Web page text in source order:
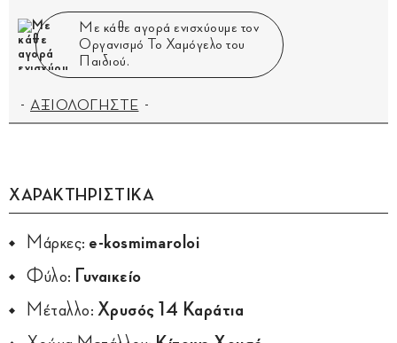
Με κάθε αγορά ενισχύουμε τον
Οργανισμό Το Χαμόγελο του
Παιδιού.
ΑΞΙΟΛΟΓΗΣΤΕ
ΧΑΡΑΚΤΗΡΙΣΤΙΚΑ
Μάρκες: e-kosmimaroloi
Φύλο:
Γυναικείο
Μέταλλο: Χρυσός 14 Καράτια